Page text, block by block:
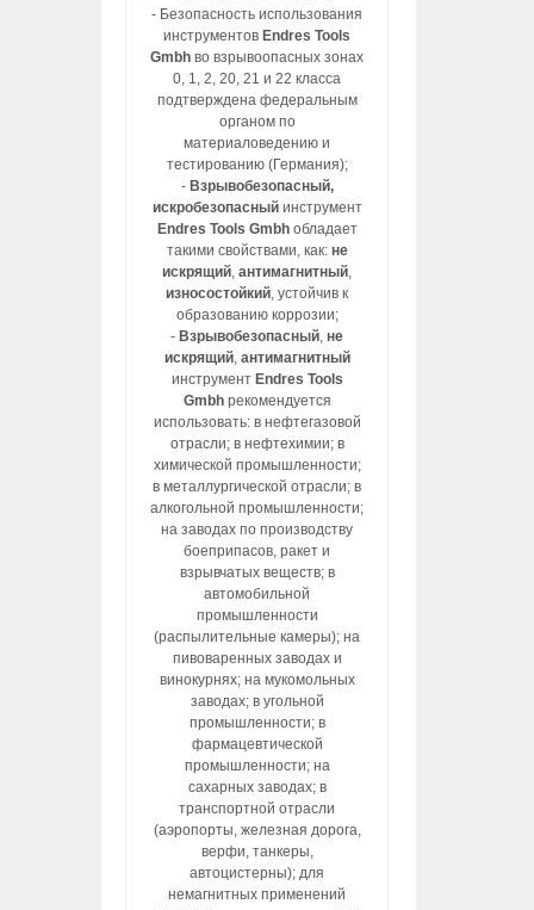
- Безопасность использования
инструментов Endres Tools
Gmbh во взрывоопасных зонах
0, 1, 2, 20, 21 и 22 класса
подтверждена федеральным
органом по
материаловедению и
тестированию (Германия);
- Взрывобезопасный,
искробезопасныйинструмент
Endres Tools Gmbhобладает
такими свойствами, как: не
искрящий,антимагнитный,
износостойкий, устойчив к
образованию коррозии;
- Взрывобезопасный,не
искрящий, антимагнитный
инструмент Endres Tools
Gmbhрекомендуется
использовать: в нефтегазовой
отрасли; в нефтехимии; в
химической промышленности;
в металлургической отрасли; в
алкогольной промышленности;
на заводах по производству
боеприпасов, ракет и
взрывчатых веществ; в
автомобильной
промышленности
(распылительные камеры); на
пивоваренных заводах и
винокурнях; на мукомольных
заводах; в угольной
промышленности; в
фармацевтической
промышленности; на
сахарных заводах; в
транспортной отрасли
(аэропорты, железная дорога,
верфи, танкеры,
автоцистерны); для
немагнитных применений